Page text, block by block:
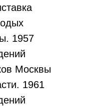
1957
Москвы
1961